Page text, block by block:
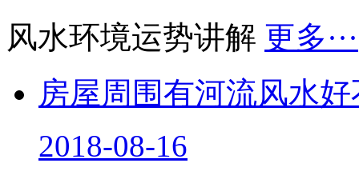
风水环境运势讲解 更多···
房屋周围有河流风水
2018-08-16